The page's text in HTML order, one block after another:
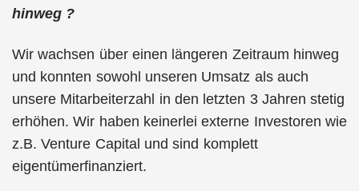
hinweg ?
Wir wachsen über einen längeren Zeitraum hinweg
und konnten sowohl unseren Umsatz als auch
unsere Mitarbeiterzahl in den letzten 3 Jahren stetig
erhöhen. Wir haben keinerlei externe Investoren wie
z.B. Venture Capital und sind komplett
eigentümerfinanziert.